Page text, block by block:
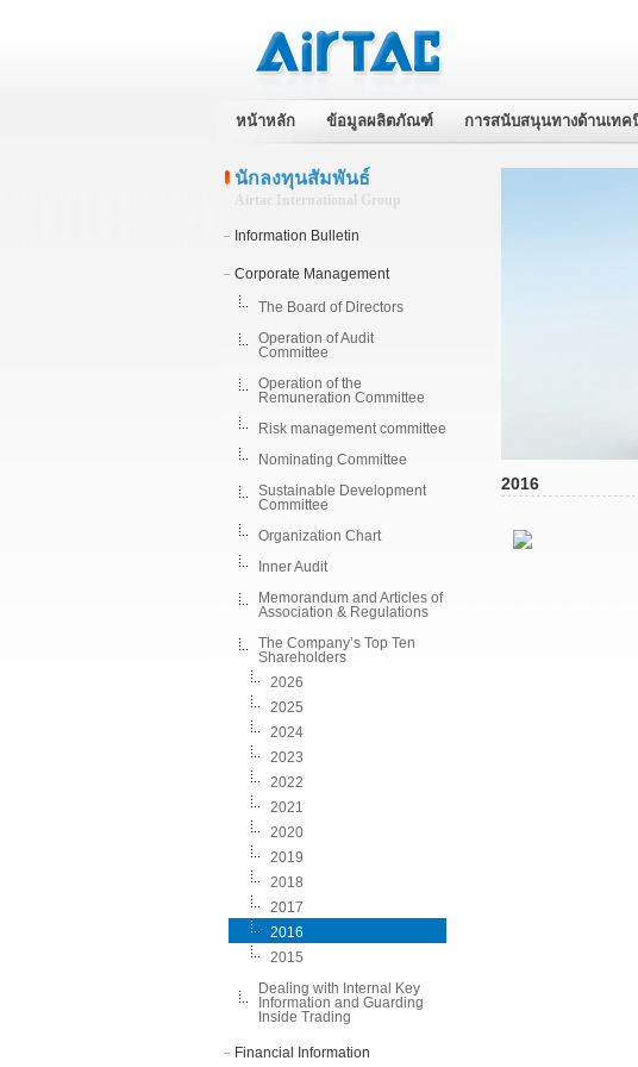
หน้าหลัก ข้อมูลผลิตภัณฑ์ การสนับสนุนทางด้านเทค
นักลงทุนสัมพันธ์
Airtac International Group
Information Bulletin
Corporate Management
The Board of Directors
Operation of Audit
Committee
Operation of the
Remuneration Committee
Risk management committee
Nominating Committee
Sustainable Development
Committee
Organization Chart
Inner Audit
Memorandum and Articles of
Association & Regulations
The Company’s Top Ten
Shareholders
2026
2025
2024
2023
2022
2021
2020
2019
2018
2017
2016
2015
Dealing with Internal Key
Information and Guarding
Inside Trading
Financial Information
2016